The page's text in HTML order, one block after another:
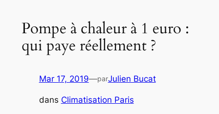
Pompe à chaleur à 1 euro :
qui paye réellement ?
Mar 17, 2019—parJulien Bucat
dans Climatisation Paris